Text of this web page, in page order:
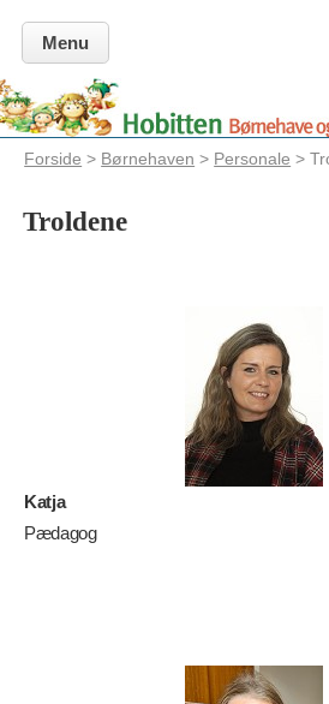
Menu
Forside > Børnehaven > Personale >
Troldene
Katja
Pædagog